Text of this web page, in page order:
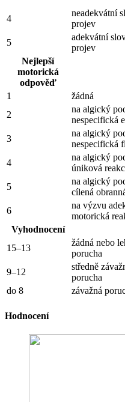
4
neadekvátní
projev
5
adekvátní
projev
Nejlepší
motorická
odpověď
1
žádná
2
na algický
nespecifická
3
na algický
nespecifická
4
na algický
úniková
5
na algický
cílená
6
na výzvu
motorická
Vyhodnocení
15–13
žádná nebo
porucha
9–12
středně
porucha
do 8
závažná
Hodnocení